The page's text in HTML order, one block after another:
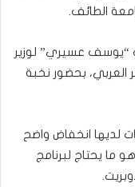
الطائف.
“يوسف عسيري” لوزير
العربي، بحضور نخبة
لديها انخفاض واضح
ما يحتاج لبرنامج